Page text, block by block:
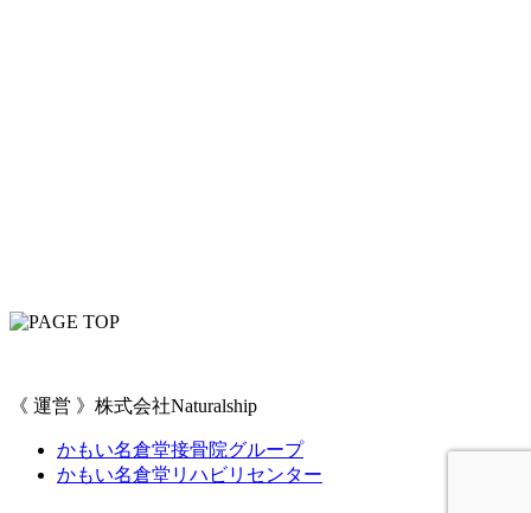
《 運営 》株式会社Naturalship
かもい名倉堂接骨院グループ
かもい名倉堂リハビリセンター